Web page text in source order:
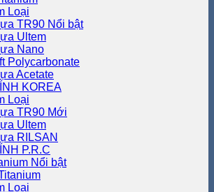
Loại
TR90
Ultem
Nano
Polycarbonate
Acetate
KOREA
Loại
TR90
Ultem
RILSAN
P.R.C
Loại